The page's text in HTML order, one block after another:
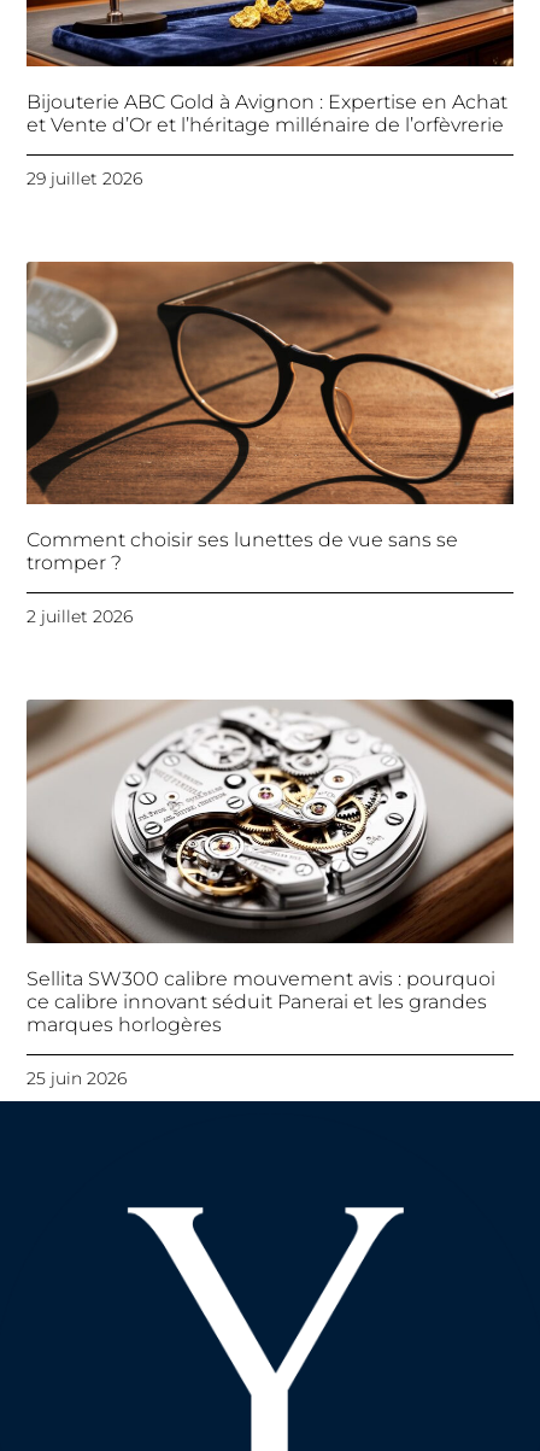
Bijouterie ABC Gold à Avignon : Expertise en Achat
et Vente d’Or et l’héritage millénaire de l’orfèvrerie
29 juillet 2026
Comment choisir ses lunettes de vue sans se
tromper ?
2 juillet 2026
Sellita SW300 calibre mouvement avis : pourquoi
ce calibre innovant séduit Panerai et les grandes
marques horlogères
25 juin 2026